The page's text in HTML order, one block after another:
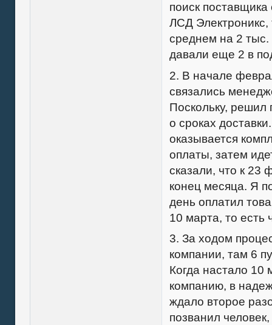
поиск
ЛСД Электроникс,
среднем на 2 тыс.
давали еще 2 в
2. В начале
связались
Поскольку, решил
о сроках
оказывается
оплаты, затем
сказали, что к 23
конец месяца. Я
день оплатил
10 марта, то есть
3. За ходом
компании, там 6
Когда настало 10
компанию, в
ждало второе
позванил